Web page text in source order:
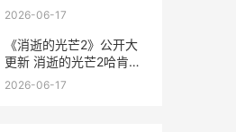
领
2026-06-17
《消逝的光芒2》公开大
更新 消逝的光芒2哈肯怎
么才能活
2026-06-17